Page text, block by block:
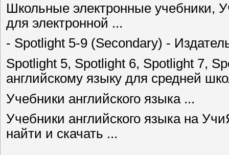
Школьные электронные учебники,
для электронной ...
- Spotlight 5-9 (Secondary) -
Spotlight 5, Spotlight 6, Spotlight 7,
английскому языку для средней
Учебники английского языка ...
Учебники английского языка на
найти и скачать ...